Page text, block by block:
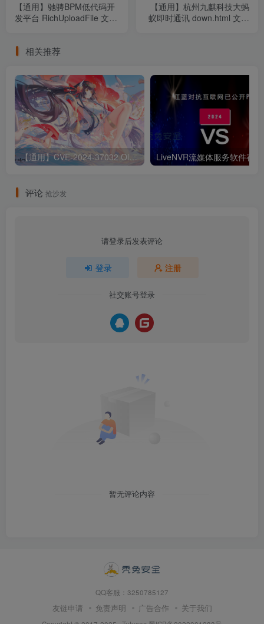
【通用】驰骋BPM低代码开
发平台 RichUploadFile 文件
【通用】杭州九麒科技大蚂
蚁即时通讯 down.html 文件
相关推荐
【通用】CVE-2024-37032 Ollama 远程代码执行漏洞
评论 抢沙发
请登录后发表评论
登录 注册
社交账号登录
暂无评论内容
QQ客服：3250785127
友链申请 免责声明 广告合作 关于我们